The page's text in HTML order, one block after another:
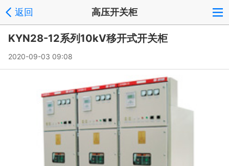
返回 高压开关柜
KYN28-12系列10kV移开式开关柜
2020-09-03 09:08